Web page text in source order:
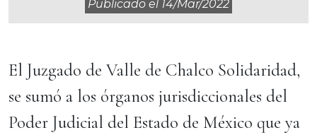
Publicado el 14/mar/2022
El Juzgado de Valle de Chalco Solidaridad,
se sumó a los órganos jurisdiccionales del
Poder Judicial del Estado de México que ya